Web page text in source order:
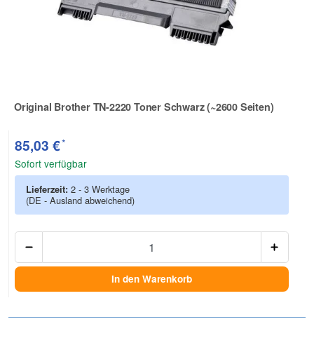
Original Brother TN-2220 Toner Schwarz (~2600 Seiten)
Zur Artikelbewertung
85,03 €*
Sofort verfügbar
Lieferzeit: 2 - 3 Werktage
(DE - Ausland abweichend)
In den Warenkorb